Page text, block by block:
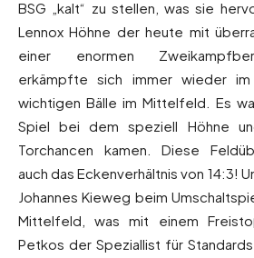
BSG „kalt“ zu stellen, was sie
Lennox Höhne der heute mit
einer enormen
erkämpfte sich immer wieder
wichtigen Bälle im Mittelfeld. Es
Spiel bei dem speziell Höhne
Torchancen kamen. Diese
auch das Eckenverhältnis von 14:3!
Johannes Kieweg beim
Mittelfeld, was mit einem
Petkos der Speziallist für